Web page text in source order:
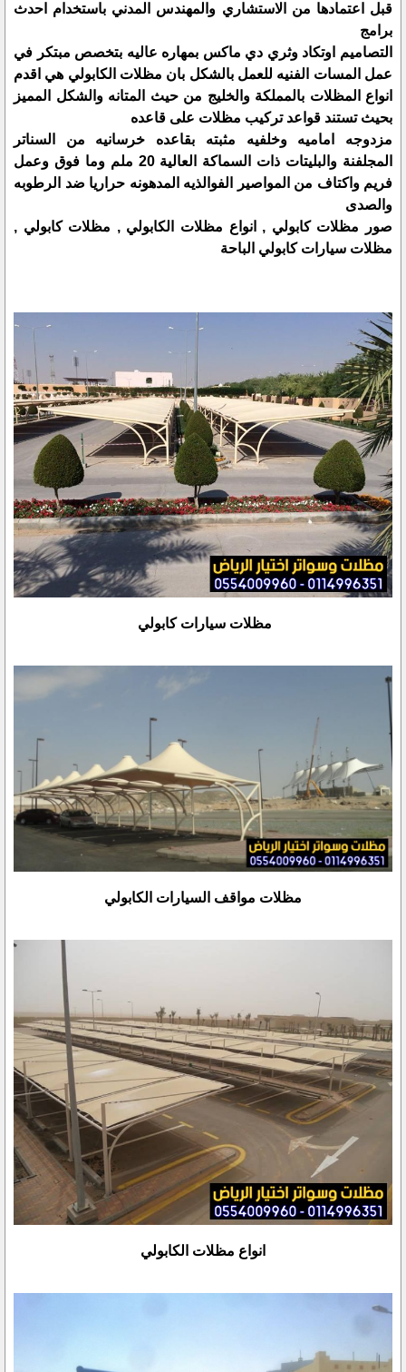
قبل اعتمادها من الاستشاري والمهندس المدني باستخدام احدث
برامج
التصاميم اوتكاد وثري دي ماكس بمهاره عاليه بتخصص مبتكر في
عمل المسات الفنيه للعمل بالشكل بان مظلات الكابولي هي اقدم
انواع المظلات بالمملكة والخليج من حيث المتانه والشكل المميز
بحيث تستند قواعد تركيب مظلات على قاعده
مزدوجه اماميه وخلفيه مثبته بقاعده خرسانيه من السناتر
المجلفنة والبليتات ذات السماكة العالية 20 ملم وما فوق وعمل
فريم واكتاف من المواصير الفوالذيه المدهونه حراريا ضد الرطوبه
والصدى
صور مظلات كابولي , انواع مظلات الكابولي , مظلات كابولي ,
مظلات سيارات كابولي الباحة
مظلات سيارات كابولي
مظلات مواقف السيارات الكابولي
انواع مظلات الكابولي